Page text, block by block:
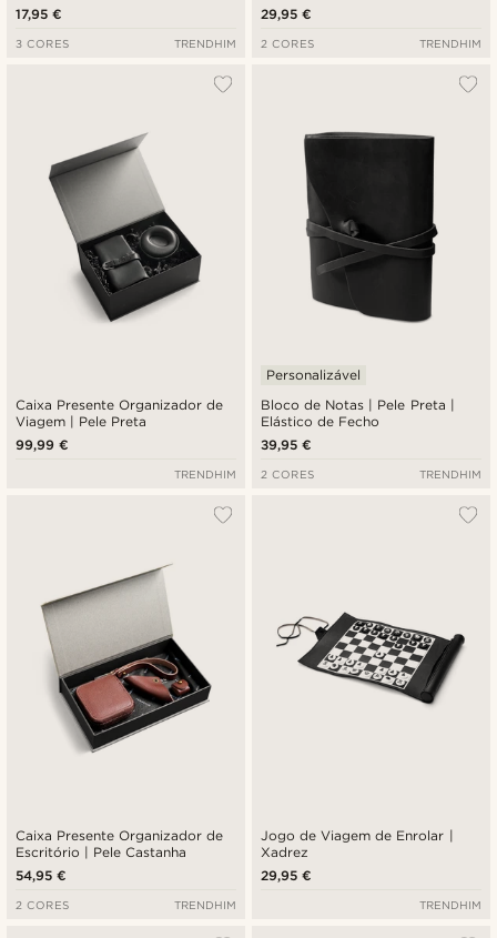
17,95 €
3 CORES TRENDHIM
29,95 €
2 CORES TRENDHIM
Caixa Presente Organizador de
Viagem | Pele Preta
99,99 €
TRENDHIM
Bloco de Notas | Pele Preta |
Elástico de Fecho
Personalizável
39,95 €
2 CORES TRENDHIM
Caixa Presente Organizador de
Escritório | Pele Castanha
54,95 €
2 CORES TRENDHIM
Jogo de Viagem de Enrolar |
Xadrez
29,95 €
TRENDHIM